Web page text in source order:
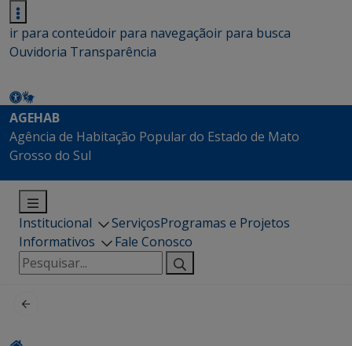
ir para conteúdoir para navegaçãoir para busca
Ouvidoria Transparência
AGEHAB
Agência de Habitação Popular do Estado de Mato
Grosso do Sul
Institucional ServiçosProgramas e Projetos
Informativos
Fale Conosco
Pesquisar
por: